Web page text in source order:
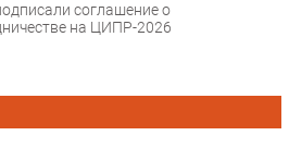
соглашение о
на ЦИПР-2026